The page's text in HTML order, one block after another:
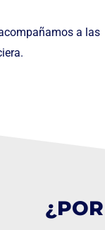
a las